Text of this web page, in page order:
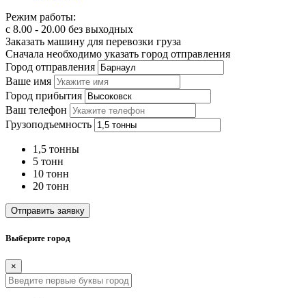
Режим работы:
с 8.00 - 20.00 без выходных
Заказать машину для перевозки груза
Сначала необходимо указать город отправления
Город отправления
Ваше имя
Город прибытия
Ваш телефон
Грузоподъемность
1,5 тонны
5 тонн
10 тонн
20 тонн
Отправить заявку
Выберите город
×